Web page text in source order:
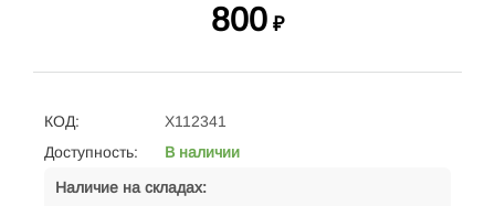
800 ₽
КОД:
X112341
Доступность:
В наличии
Наличие на складах: